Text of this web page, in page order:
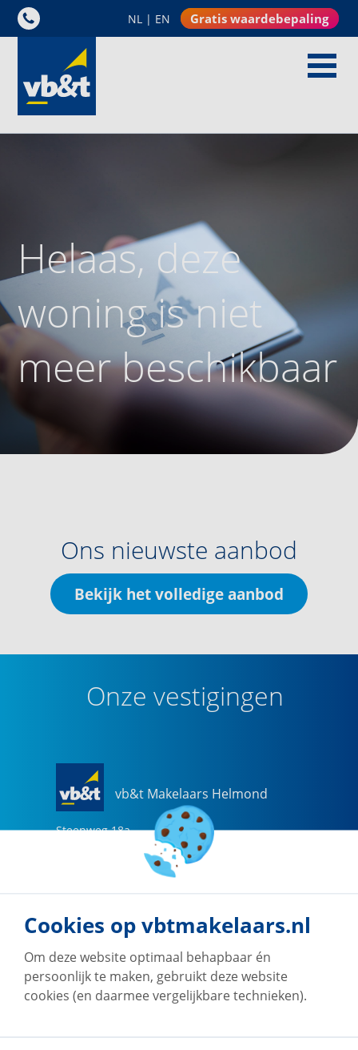
NL | EN Gratis waardebepaling
Helaas, deze
woning is niet
meer beschikbaar
Ons nieuwste aanbod
Bekijk het volledige aanbod
Onze vestigingen
vb&t Makelaars Helmond
Steenweg 18a
helmond@vbtmakelaars.nl
Naar vestiging
Cookies op vbtmakelaars.nl
Om deze website optimaal behapbaar én
persoonlijk te maken, gebruikt deze website
cookies (en daarmee vergelijkbare technieken).